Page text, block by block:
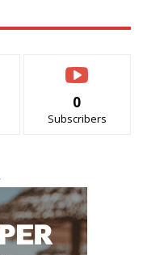
0
Subscribers